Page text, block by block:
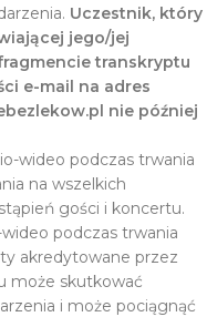
Uczestnik, który
jego/jej
transkryptu
e-mail na adres
nie później
wideo podczas trwania
na wszelkich
gości i koncertu.
podczas trwania
akredytowane przez
może skutkować
i może pociągnąć